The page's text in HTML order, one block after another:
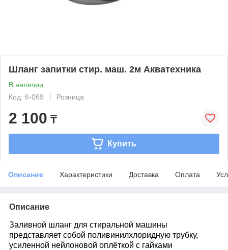
Шланг запитки стир. маш. 2м Акватехника
В наличии
Код: 6-069
Розница
2 100 ₸
Купить
Описание Характеристики Доставка Оплата
Описание
Заливной шланг для стиральной машины
представляет собой поливинилхлоридную трубку,
усиленной нейлоновой оплёткой с гайками